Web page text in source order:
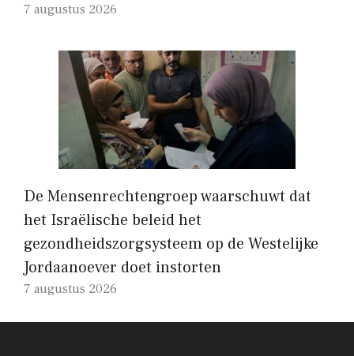
7 augustus 2026
De Mensenrechtengroep waarschuwt dat
het Israëlische beleid het
gezondheidszorgsysteem op de Westelijke
Jordaanoever doet instorten
7 augustus 2026